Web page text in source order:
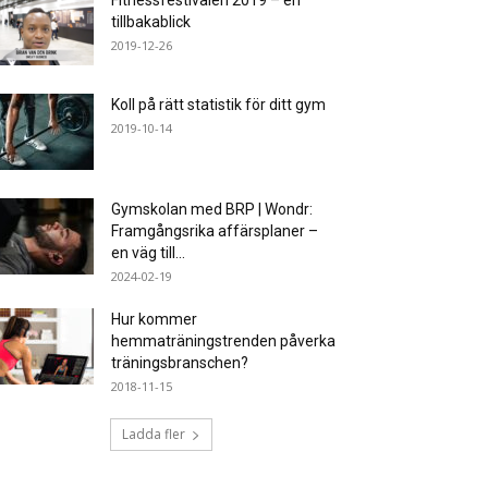
tillbakablick
2019-12-26
Koll på rätt statistik för ditt gym
2019-10-14
Gymskolan med BRP | Wondr:
Framgångsrika affärsplaner –
en väg till...
2024-02-19
Hur kommer
hemmaträningstrenden påverka
träningsbranschen?
2018-11-15
Ladda fler